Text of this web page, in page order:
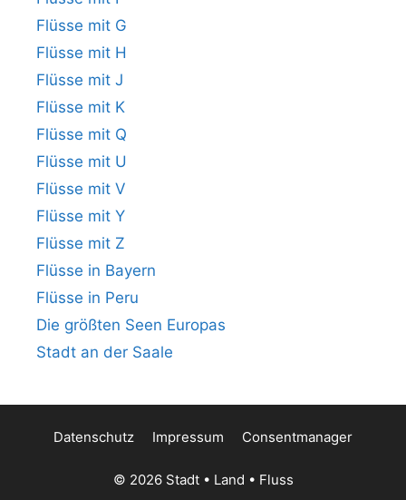
Flüsse mit G
Flüsse mit H
Flüsse mit J
Flüsse mit K
Flüsse mit Q
Flüsse mit U
Flüsse mit V
Flüsse mit Y
Flüsse mit Z
Flüsse in Bayern
Flüsse in Peru
Die größten Seen Europas
Stadt an der Saale
Datenschutz Impressum Consentmanager
© 2026 Stadt • Land • Fluss